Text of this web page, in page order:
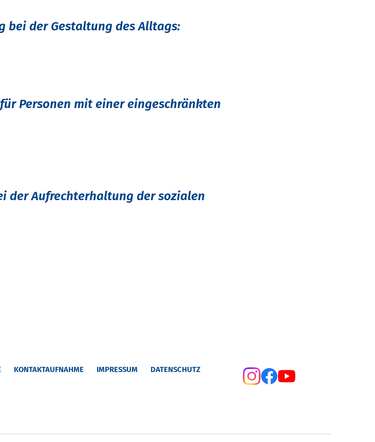
bei der Gestaltung des Alltags:
Personen mit einer eingeschränkten
der Aufrechterhaltung der sozialen
KONTAKTAUFNAHME IMPRESSUM DATENSCHUTZ